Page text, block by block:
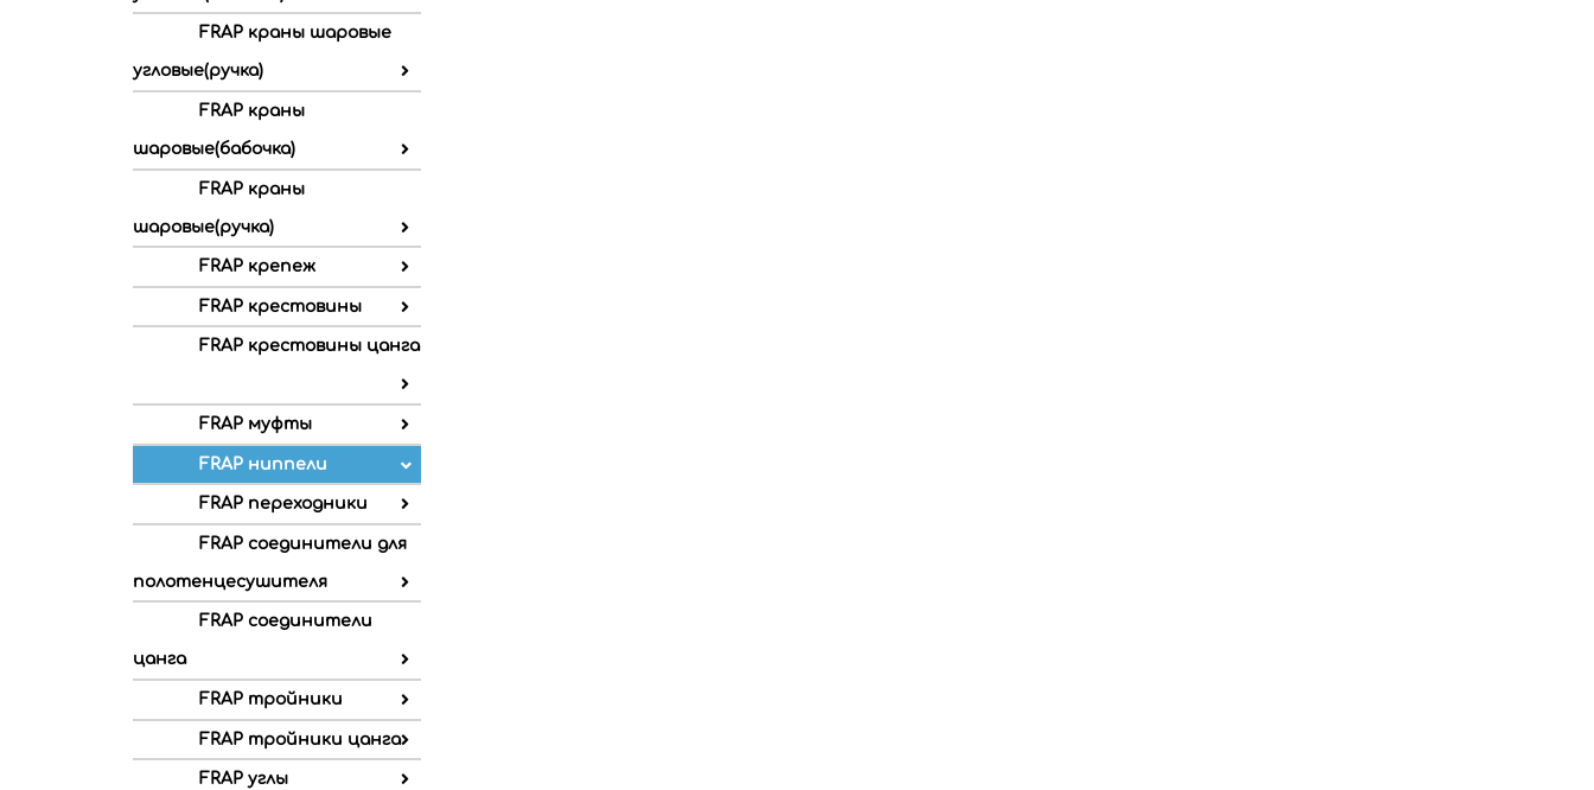
FRAP краны шаровые
угловые(ручка)
FRAP краны
шаровые(бабочка)
FRAP краны
шаровые(ручка)
FRAP крепеж
FRAP крестовины
FRAP крестовины цанга
FRAP муфты
FRAP ниппели
FRAP переходники
FRAP соединители для
полотенцесушителя
FRAP соединители
цанга
FRAP тройники
FRAP тройники цанга
FRAP углы